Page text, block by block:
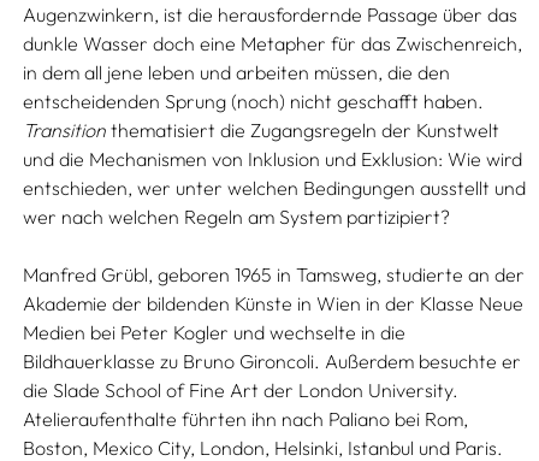
Augenzwinkern, ist die herausfordernde Passage über das
dunkle Wasser doch eine Metapher für das Zwischenreich,
in dem all jene leben und arbeiten müssen, die den
entscheidenden Sprung (noch) nicht geschafft haben.
Transition thematisiert die Zugangsregeln der Kunstwelt
und die Mechanismen von Inklusion und Exklusion: Wie wird
entschieden, wer unter welchen Bedingungen ausstellt und
wer nach welchen Regeln am System partizipiert?
Manfred Grübl, geboren 1965 in Tamsweg, studierte an der
Akademie der bildenden Künste in Wien in der Klasse Neue
Medien bei Peter Kogler und wechselte in die
Bildhauerklasse zu Bruno Gironcoli. Außerdem besuchte er
die Slade School of Fine Art der London University.
Atelieraufenthalte führten ihn nach Paliano bei Rom,
Boston, Mexico City, London, Helsinki, Istanbul und Paris.